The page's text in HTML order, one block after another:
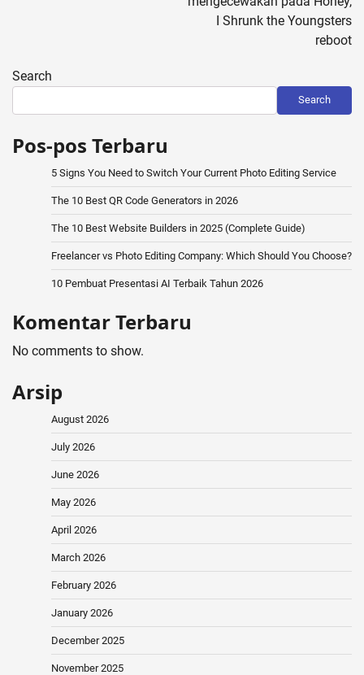
I Shrunk the Youngsters
reboot
Search
Search
Pos-pos Terbaru
5 Signs You Need to Switch Your Current Photo Editing Service
The 10 Best QR Code Generators in 2026
The 10 Best Website Builders in 2025 (Complete Guide)
Freelancer vs Photo Editing Company: Which Should You Choose?
10 Pembuat Presentasi AI Terbaik Tahun 2026
Komentar Terbaru
No comments to show.
Arsip
August 2026
July 2026
June 2026
May 2026
April 2026
March 2026
February 2026
January 2026
December 2025
November 2025